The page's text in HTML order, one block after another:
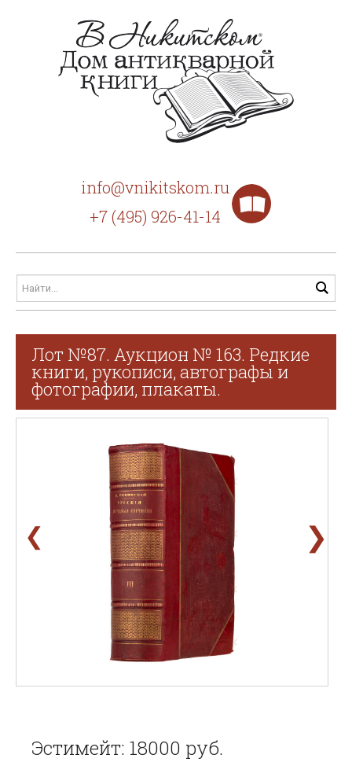
info@vnikitskom.ru
+7 (495) 926-41-14
Лот №87. Аукцион № 163. Редкие
книги, рукописи, автографы и
фотографии, плакаты.
❮ ❯
Эстимейт: 18000 руб.